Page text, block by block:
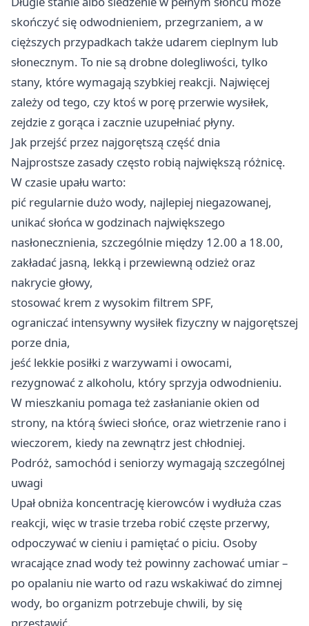
skończyć się odwodnieniem, przegrzaniem, a w
cięższych przypadkach także udarem cieplnym lub
słonecznym. To nie są drobne dolegliwości, tylko
stany, które wymagają szybkiej reakcji. Najwięcej
zależy od tego, czy ktoś w porę przerwie wysiłek,
zejdzie z gorąca i zacznie uzupełniać płyny.
Jak przejść przez najgorętszą część dnia
Najprostsze zasady często robią największą różnicę.
W czasie upału warto:
pić regularnie dużo wody, najlepiej niegazowanej,
unikać słońca w godzinach największego
nasłonecznienia, szczególnie między 12.00 a 18.00,
zakładać jasną, lekką i przewiewną odzież oraz
nakrycie głowy,
stosować krem z wysokim filtrem SPF,
ograniczać intensywny wysiłek fizyczny w najgorętszej
porze dnia,
jeść lekkie posiłki z warzywami i owocami,
rezygnować z alkoholu, który sprzyja odwodnieniu.
W mieszkaniu pomaga też zasłanianie okien od
strony, na którą świeci słońce, oraz wietrzenie rano i
wieczorem, kiedy na zewnątrz jest chłodniej.
Podróż, samochód i seniorzy wymagają szczególnej
uwagi
Upał obniża koncentrację kierowców i wydłuża czas
reakcji, więc w trasie trzeba robić częste przerwy,
odpoczywać w cieniu i pamiętać o piciu. Osoby
wracające znad wody też powinny zachować umiar –
po opalaniu nie warto od razu wskakiwać do zimnej
wody, bo organizm potrzebuje chwili, by się